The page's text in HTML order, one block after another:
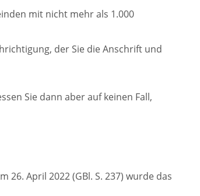
mit nicht mehr als 1.000
der Sie die Anschrift und
Sie dann aber auf keinen Fall,
April 2022 (GBl. S. 237) wurde das